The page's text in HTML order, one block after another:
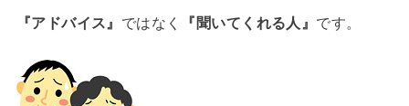
『アドバイス』 ではなく 『聞いてくれる人』 です。